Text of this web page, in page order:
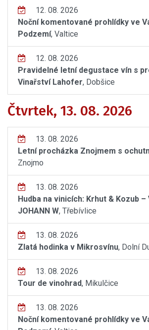
12. 08. 2026
Noční komentované prohlídky ve
Podzemí, Valtice
12. 08. 2026
Pravidelné letní degustace vín s
Vinařství Lahofer, Dobšice
Čtvrtek, 13. 08. 2026
13. 08. 2026
Letní procházka Znojmem s
Znojmo
13. 08. 2026
Hudba na vinicích: Krhut & Kozub
JOHANN W, Třebívlice
13. 08. 2026
Zlatá hodinka v Mikrosvínu, Dolní
13. 08. 2026
Tour de vinohrad, Mikulčice
13. 08. 2026
Noční komentované prohlídky ve